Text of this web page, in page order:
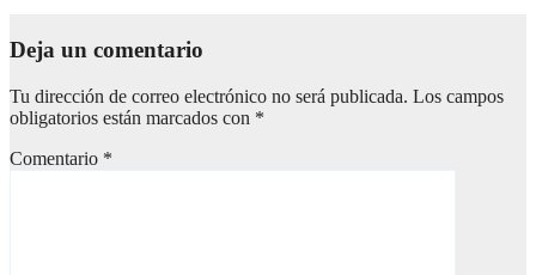
Deja un comentario
Tu dirección de correo electrónico no será publicada. Los campos
obligatorios están marcados con *
Comentario *